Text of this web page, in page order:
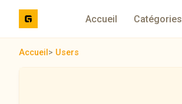
Accueil Catégories
Accueil > Users